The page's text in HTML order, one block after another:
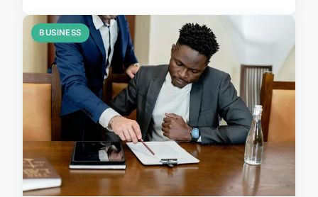
BUSINESS